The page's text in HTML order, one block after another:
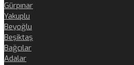
Gürpınar
Yakuplu
Beyoğlu
Beşiktaş
Bağcılar
Adalar